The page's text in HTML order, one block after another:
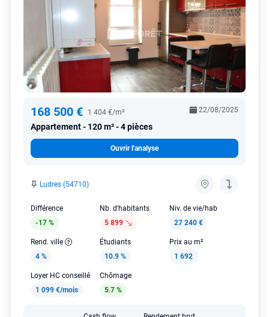
168 500 € 1 404 €/m²
Appartement 120 m² - 4 pièces
22/08/2025
Ouvrir l'analyse
Ludres (54710)
Différence
-17 %
Nb. d'habitants
5 899
Niv. de vie/hab
27 240 €
Rend. ville
4 %
Étudiants
10.9 %
Prix au m²
1 692
Loyer HC conseillé
1 099 €/mois
Chômage
5.7 %